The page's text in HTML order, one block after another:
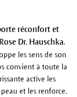
réconfort et
Dr. Hauschka.
les sens de son
convient à toute la
active les
et les renforce.